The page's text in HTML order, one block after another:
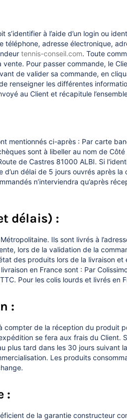
s’identifier à l’aide d’un login ou
téléphone, adresse électronique,
tennis-conseil.com. Toute
Pour passer commande, le
de valider sa commande, en
renseigner les différentes
au Client et récapitule
mentionnés ci-après : Par carte
sont à libeller au nom de
de Castres 81000 ALBI. Si
délai de 5 jours ouvrés après
n’interviendra qu’après
délais) :
Ils sont livrés à
lors de la validation de la
des produits lors de la livraison
en France sont : Par
Pour les colis lourds et livrés en
:
compter de la réception du
se fera aux frais du
plus tard dans les 30 jours
Les produits
:
de la garantie constructeur